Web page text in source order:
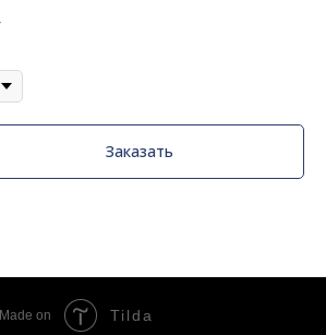
Заказать
Made on Tilda